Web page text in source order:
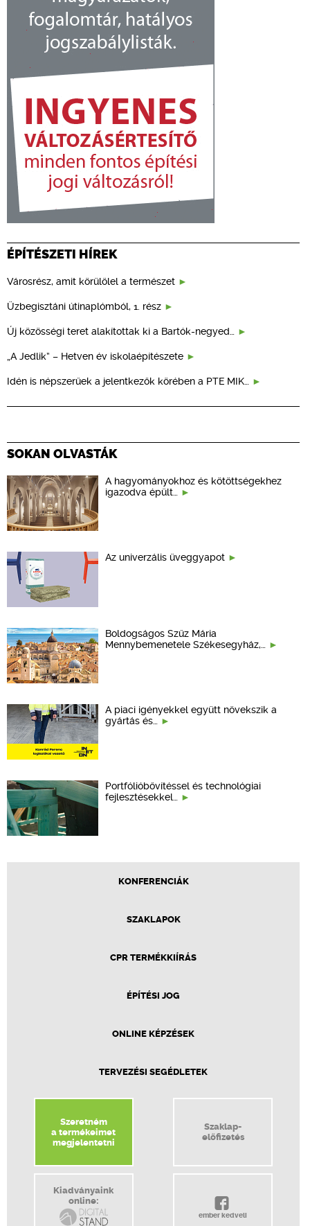
ÉPÍTÉSZETI HÍREK
Városrész, amit körülölel a természet
Üzbegisztáni útinaplómból, 1. rész
Új közösségi teret alakítottak ki a Bartók-negyed…
„A Jedlik” – Hetven év iskolaépítészete
Idén is népszerűek a jelentkezők körében a PTE MIK…
SOKAN OLVASTÁK
A hagyományokhoz és kötöttségekhez
igazodva épült…
Az univerzális üveggyapot
Boldogságos Szűz Mária
Mennybemenetele Székesegyház,…
A piaci igényekkel együtt növekszik a
gyártás és…
Portfólióbővítéssel és technológiai
fejlesztésekkel…
KONFERENCIÁK
SZAKLAPOK
CPR TERMÉKKIÍRÁS
ÉPÍTÉSI JOG
ONLINE KÉPZÉSEK
TERVEZÉSI SEGÉDLETEK
Szeretném
a termékeimet
megjelentetni
Szaklap-
előfizetés
Kiadványaink
online:
ember kedveli